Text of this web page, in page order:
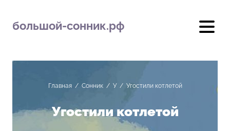
большой-сонник.рф
Главная/ Сонник/ У/ Угостили котлетой
Угостили котлетой